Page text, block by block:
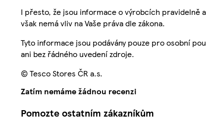
I přesto, že jsou informace o výrobcích pravidelně
však nemá vliv na Vaše práva dle zákona.
Tyto informace jsou podávány pouze pro osobní
ani bez řádného uvedení zdroje.
© Tesco Stores ČR a.s.
Zatím nemáme žádnou recenzi
Pomozte ostatním zákazníkům